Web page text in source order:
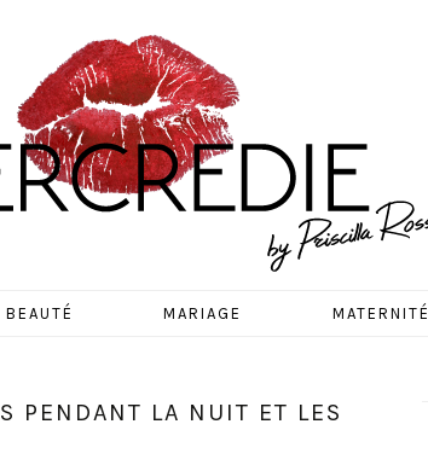
BEAUTÉ MARIAGE MATERNITÉ
PENDANT LA NUIT ET LES